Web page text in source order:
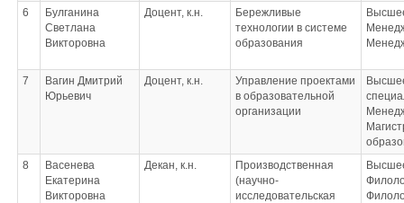
6
Булганина
Светлана
Викторовна
Доцент, к.н.
Бережливые
технологии в системе
образования
7
Вагин Дмитрий
Юрьевич
Доцент, к.н.
Управление проектами
в образовательной
организации
8
Васенева
Екатерина
Викторовна
Декан, к.н.
Производственная
(научно-
исследовательская